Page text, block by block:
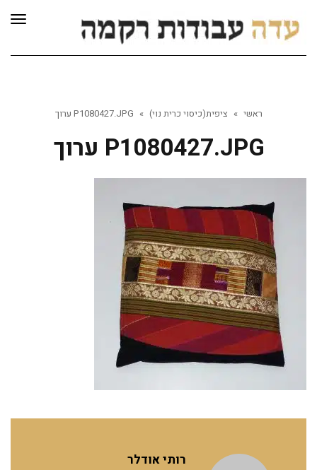
ראשי » ציפית(כיסוי כרית נוי) » P1080427.JPG ערוך
P1080427.JPG ערוך
רותי אודלר